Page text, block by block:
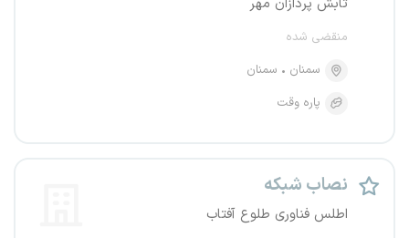
منقضی شده
سمنان
سمنان
پاره وقت
نصاب شبکه
اطلس فناوری طلوع آفتاب